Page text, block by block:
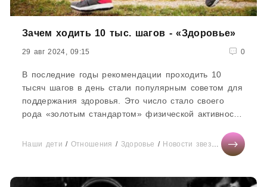
Зачем ходить 10 тыс. шагов - «Здоровье»
29 авг 2024, 09:15 0
В последние годы рекомендации проходить 10
тысяч шагов в день стали популярным советом для
поддержания здоровья. Это число стало своего
рода «золотым стандартом» физической активности
Наши дети / Отношения / Здоровье / Новости звезд /СТАТЬИ